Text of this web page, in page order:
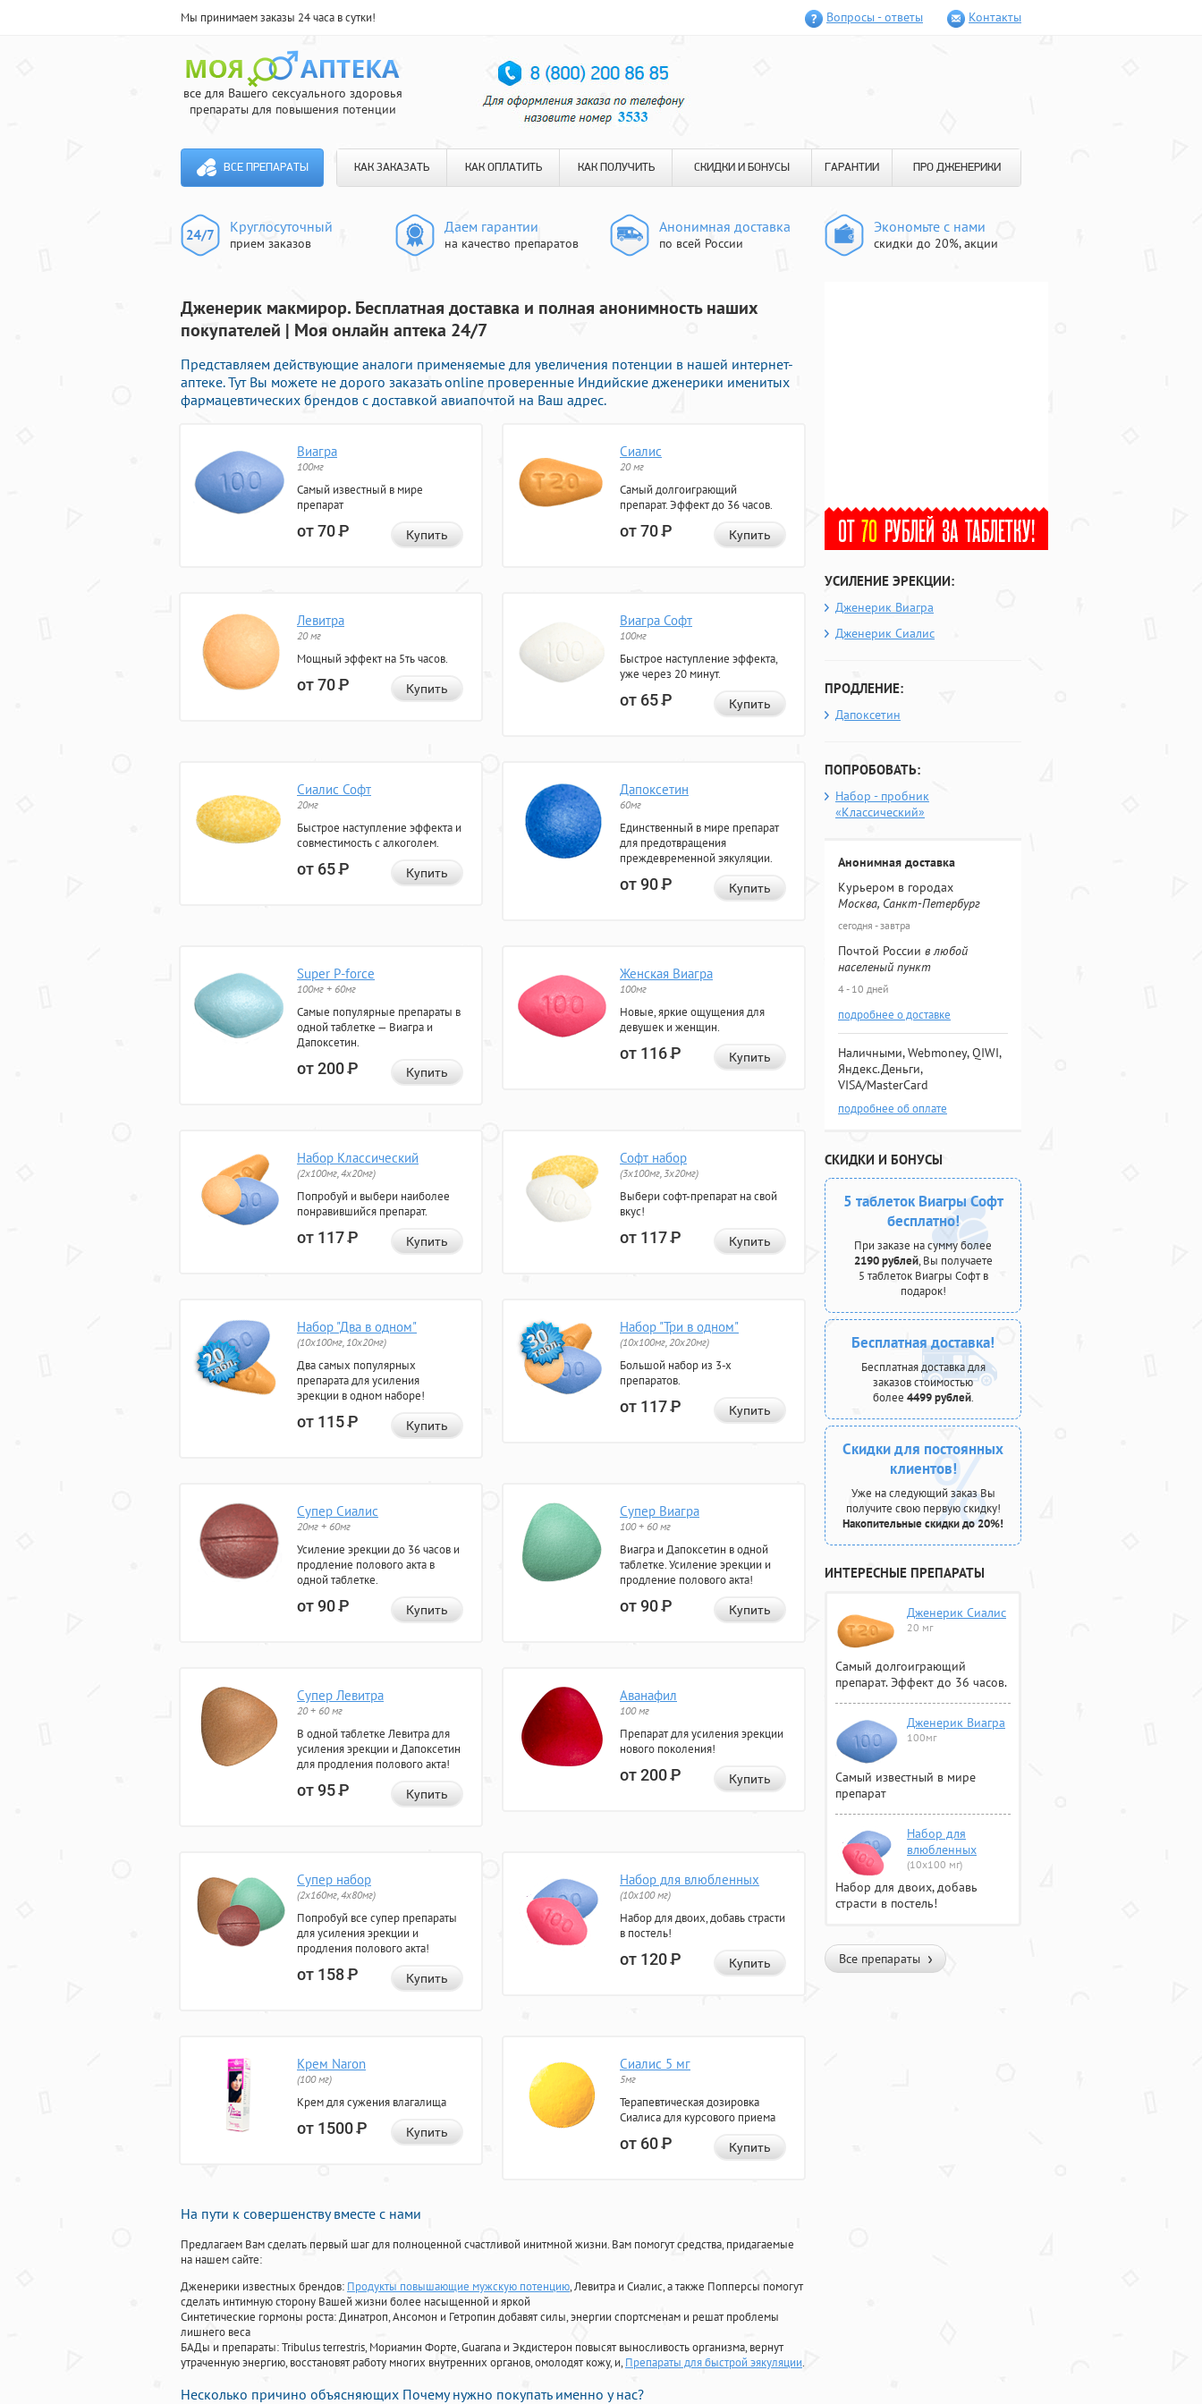
Мы принимаем заказы 24 часа в сутки! Вопросы - ответы Контакты
все для Вашего сексуального здоровья
препараты для повышения потенции
ВСЕ ПРЕПАРАТЫ КАК ЗАКАЗАТЬ КАК ОПЛАТИТЬ КАК ПОЛУЧИТЬ СКИДКИ И БОНУСЫ ГАРАНТИИ ПРО ДЖЕНЕРИКИ
Круглосуточный
прием заказов
Даем гарантии
на качество препаратов
Анонимная доставка
по всей России
Экономьте с нами
скидки до 20%, акции
Дженерик макмирор. Бесплатная доставка и полная анонимность наших
покупателей | Моя онлайн аптека 24/7
Представляем действующие аналоги применяемые для увеличения потенции в нашей интернет-
аптеке. Тут Вы можете не дорого заказать online проверенные Индийские дженерики именитых
фармацевтических брендов с доставкой авиапочтой на Ваш адрес.
Виагра
100мг
Самый известный в мире
препарат
от 70Р Купить
Сиалис
20 мг
Самый долгоиграющий
препарат. Эффект до 36 часов.
от 70Р Купить
Левитра
20 мг
Мощный эффект на 5ть часов.
от 70Р Купить
Виагра Софт
100мг
Быстрое наступление эффекта,
уже через 20 минут.
от 65Р Купить
Сиалис Софт
20мг
Быстрое наступление эффекта и
совместимость с алкоголем.
от 65Р Купить
Дапоксетин
60мг
Единственный в мире препарат
для предотвращения
преждевременной эякуляции.
от 90Р Купить
Super P-force
100мг + 60мг
Самые популярные препараты в
одной таблетке — Виагра и
Дапоксетин.
от 200Р Купить
Женская Виагра
100мг
Новые, яркие ощущения для
девушек и женщин.
от 116Р Купить
Набор Классический
(2x100мг, 4x20мг)
Попробуй и выбери наиболее
понравившийся препарат.
от 117Р Купить
Софт набор
(3x100мг, 3x20мг)
Выбери софт-препарат на свой
вкус!
от 117Р Купить
Набор "Два в одном"
(10x100мг, 10x20мг)
Два самых популярных
препарата для усиления
эрекции в одном наборе!
от 115Р Купить
Набор "Три в одном"
(10x100мг, 20x20мг)
Большой набор из 3-х
препаратов.
от 117Р Купить
Супер Сиалис
20мг + 60мг
Усиление эрекции до 36 часов и
продление полового акта в
одной таблетке.
от 90Р Купить
Супер Виагра
100 + 60 мг
Виагра и Дапоксетин в одной
таблетке. Усиление эрекции и
продление полового акта!
от 90Р Купить
Супер Левитра
20 + 60 мг
В одной таблетке Левитра для
усиления эрекции и Дапоксетин
для продления полового акта!
от 95Р Купить
Аванафил
100 мг
Препарат для усиления эрекции
нового поколения!
от 200Р Купить
Супер набор
(2х160мг, 4х80мг)
Попробуй все супер препараты
для усиления эрекции и
продления полового акта!
от 158Р Купить
Набор для влюбленных
(10х100 мг)
Набор для двоих, добавь страсти
в постель!
от 120Р Купить
Крем Naron
(100 мг)
Крем для сужения влагалища
от 1500Р Купить
Сиалис 5 мг
5мг
Терапевтическая дозировка
Сиалиса для курсового приема
от 60Р Купить
На пути к совершенству вместе с нами
Предлагаем Вам сделать первый шаг для полноценной счастливой инитмной жизни. Вам помогут средства, придагаемые
на нашем сайте:
Дженерики известных брендов: Продукты повышающие мужскую потенцию, Левитра и Сиалис, а также Попперсы помогут
сделать интимную сторону Вашей жизни более насыщенной и яркой
Синтетические гормоны роста: Динатроп, Ансомон и Гетропин добавят силы, энергии спортсменам и решат проблемы
лишнего веса
БАДы и препараты:Tribulus terrestris, Мориамин Форте, Guarana и Экдистерон повысят выносливость организма, вернут
утраченную энергию, восстановят работу многих внутренних органов, омолодят кожу, и, Препараты для быстрой эякуляции.
Несколько причино объясняющих Почему нужно покупать именно у нас?
УСИЛЕНИЕ ЭРЕКЦИИ:
Дженерик Виагра
Дженерик Сиалис
ПРОДЛЕНИЕ:
Дапоксетин
ПОПРОБОВАТЬ:
Набор - пробник
«Классический»
Анонимная доставка
Курьером в городах
Москва, Санкт-Петербург
сегодня - завтра
Почтой России в любой
населеный пункт
4 - 10 дней
подробнее о доставке
Наличными, Webmoney, QIWI,
Яндекс.Деньги,
VISA/MasterCard
подробнее об оплате
СКИДКИ И БОНУСЫ
5 таблеток Виагры Софт
бесплатно!
При заказе на сумму более
2190 рублей, Вы получаете
5 таблеток Виагры Софт в
подарок!
Бесплатная доставка!
Бесплатная доставка для
заказов стоимостью
более 4499 рублей.
Скидки для постоянных
клиентов!
Уже на следующий заказ Вы
получите свою первую скидку!
Накопительные скидки до 20%!
ИНТЕРЕСНЫЕ ПРЕПАРАТЫ
Дженерик Сиалис
20 мг
Самый долгоиграющий
препарат. Эффект до 36 часов.
Дженерик Виагра
100мг
Самый известный в мире
препарат
Набор для
влюбленных
(10х100 мг)
Набор для двоих, добавь
страсти в постель!
Все препараты